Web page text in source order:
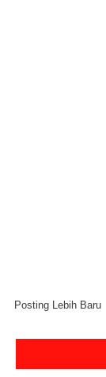
Posting Lebih Baru